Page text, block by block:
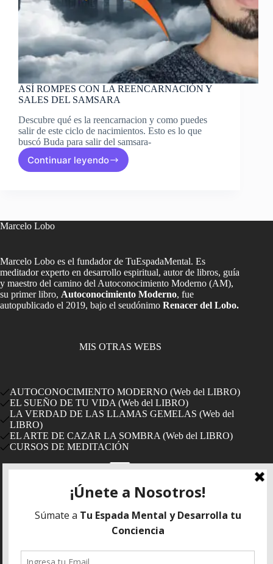
ASÍ ROMPES CON LA REENCARNACIÓN Y
SALES DEL SAMSARA
Descubre qué es la reencarnacion y como puedes
salir de este ciclo de nacimientos. Esto es lo que
buscó Buda para salir del samsara-
Continuar leyendo
ASÍ
Y
SAMSARA
Marcelo Lobo
Marcelo Lobo es el fundador de TuEspadaMental. Es
meditador experto en desarrollo espiritual, autor de libros, guía
y maestro del camino del Autoconocimiento Moderno (AM),
su primer libro, Autoconocimiento Moderno, fue
autopublicado el 2019, bajo el seudónimo Renacer del Lobo.
MIS OTRAS WEBS
AUTOCONOCIMIENTO MODERNO (Web del LIBRO)
EL SUEÑO DE TU VIDA (Web del LIBRO)
LA VERDAD DE LAS LLAMAS GEMELAS (Web del
LIBRO)
EL ARTE DE CAZAR LA SOMBRA (Web del LIBRO)
CURSOS DE MEDITACIÓN